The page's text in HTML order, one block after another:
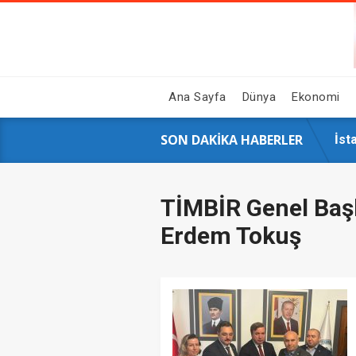
Ana Sayfa Dünya Ekonomi
SON DAKIKA HABERLER 16
AK
TİMBİR Genel
Erdem Tokuş